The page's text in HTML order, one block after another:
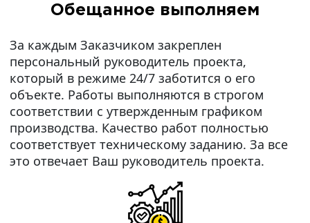
Обещанное выполняем
За каждым Заказчиком закреплен
персональный руководитель проекта,
который в режиме 24/7 заботится о его
объекте. Работы выполняются в строгом
соответствии с утвержденным графиком
производства. Качество работ полностью
соответствует техническому заданию. За все
это отвечает Ваш руководитель проекта.